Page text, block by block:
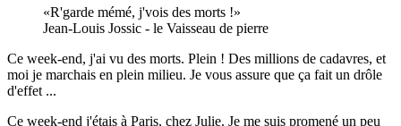
R'garde mémé, j'vois des morts !
Jean-Louis Jossic - le Vaisseau de pierre
Ce week-end, j'ai vu des morts. Plein ! Des millions de cadavres, et
moi je marchais en plein milieu. Je vous assure que ça fait un drôle
d'effet ...
Ce week-end j'étais à Paris, chez Julie. Je me suis promené un peu